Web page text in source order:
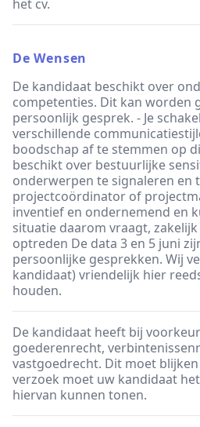
het cv.
De Wensen
De kandidaat beschikt over
competenties. Dit kan worden
persoonlijk gesprek. - Je
verschillende
boodschap af te stemmen op
beschikt over bestuurlijke
onderwerpen te signaleren en
projectcoördinator of
inventief en ondernemend en
situatie daarom vraagt,
optreden De data 3 en 5 juni
persoonlijke gesprekken. Wij
kandidaat) vriendelijk hier
houden.
De kandidaat heeft bij
goederenrecht,
vastgoedrecht. Dit moet
verzoek moet uw kandidaat
hiervan kunnen tonen.